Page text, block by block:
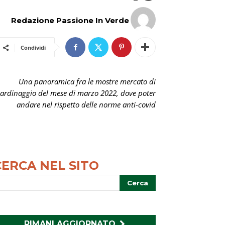
Redazione Passione In Verde
Condividi
Una panoramica fra le mostre mercato di
del mese di marzo 2022, dove poter
andare nel rispetto delle norme anti-covid
NEL SITO